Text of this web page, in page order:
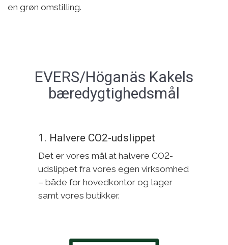
en grøn omstilling.
EVERS/Höganäs Kakels
bæredygtighedsmål
1. Halvere CO2-udslippet
Det er vores mål at halvere CO2-
udslippet fra vores egen virksomhed
– både for hovedkontor og lager
samt vores butikker.